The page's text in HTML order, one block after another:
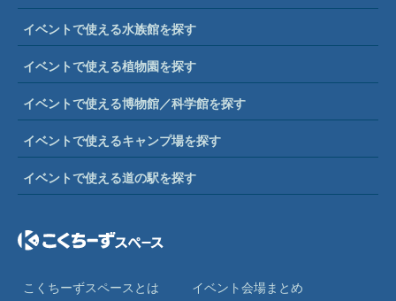
イベントで使える水族館を探す
イベントで使える植物園を探す
イベントで使える博物館／科学館を探す
イベントで使えるキャンプ場を探す
イベントで使える道の駅を探す
こくちーずスペースとは イベント会場まとめ